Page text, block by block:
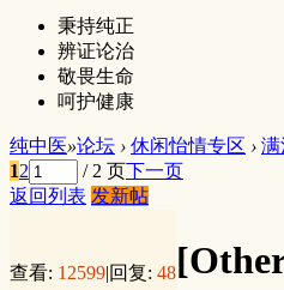
秉持纯正
辨证论治
敬畏生命
呵护健康
纯中医»论坛 › 休闲怡情专区 › 满
12 / 2 页下一页
返回列表 发新帖
查看: 12599|回复: 48